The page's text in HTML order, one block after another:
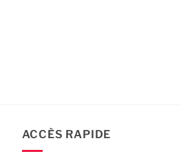
ACCÈS RAPIDE